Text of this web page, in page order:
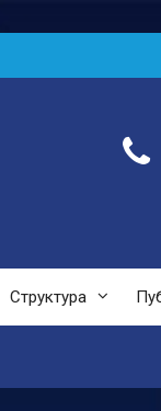
Структура